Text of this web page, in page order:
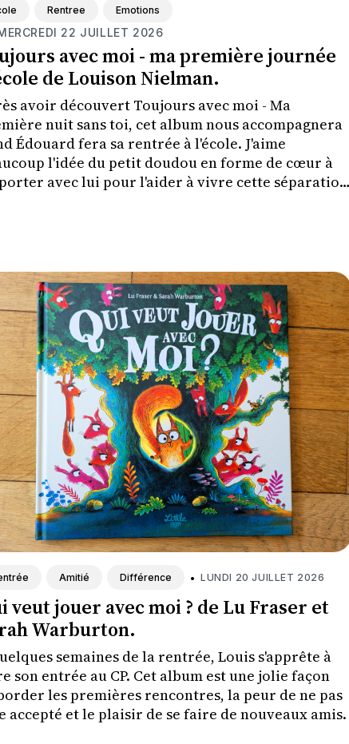
Rentree Emotions
22 JUILLET 2026
avec moi - ma première journée
de Louison Nielman.
avoir découvert Toujours avec moi - Ma
nuit sans toi, cet album nous accompagnera
Édouard fera sa rentrée à l'école. J'aime
l'idée du petit doudou en forme de cœur à
avec lui pour l'aider à vivre cette séparation
Amitié Différence • LUNDI 20 JUILLET 2026
veut jouer avec moi ? de Lu Fraser et
Warburton.
semaines de la rentrée, Louis s'apprête à
son entrée au CP. Cet album est une jolie façon
les premières rencontres, la peur de ne pas
accepté et le plaisir de se faire de nouveaux amis.